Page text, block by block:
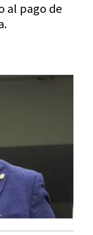
al pago de